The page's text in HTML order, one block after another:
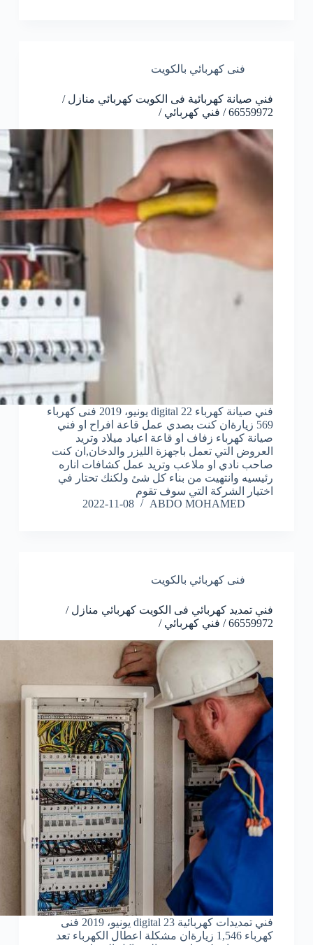
فنى كهربائي بالكويت
فني صيانة كهربائية فى الكويت كهربائي منازل /
66559972 / فني كهربائي /
فني صيانة كهرباء digital 22 يونيو، 2019 فنى كهرباء
569 زيارةان كنت بصدي عمل قاعة افراح او فني
صيانة كهرباء زفاف او قاعة اعياد ميلاد وتريد
العروض التي تعمل باجهزة الليزر والدخان,ان كنت
صاحب نادي او ملاعب وتريد عمل كشافات اناره
رئيسيه وانتهيت من بناء كل شئ ولكنك تحتار في
اختيار الشركة التي سوف تقوم
ABDO MOHAMED
2022-11-08
فنى كهربائي بالكويت
فني تمديد كهربائي فى الكويت كهربائي منازل /
66559972 / فني كهربائي /
فني تمديدات كهربائية digital 23 يونيو، 2019 فنى
كهرباء 1,546 زيارةان مشكلة اعطال الكهرباء تعد